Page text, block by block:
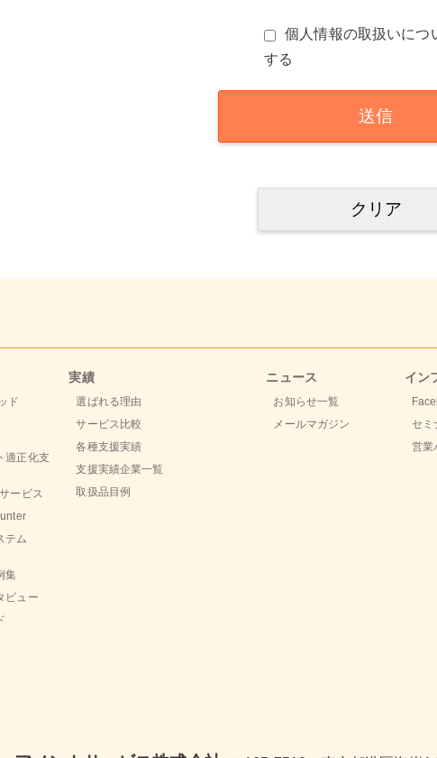
個人情報の取扱いにつ
する
ド
適正化支
ービス
テム
集
ビュー
実績
選ばれる理由
サービス比較
各種支援実績
支援実績企業一覧
取扱品目例
ニュース
お知らせ一覧
メールマガジン
イン
セミ
営業